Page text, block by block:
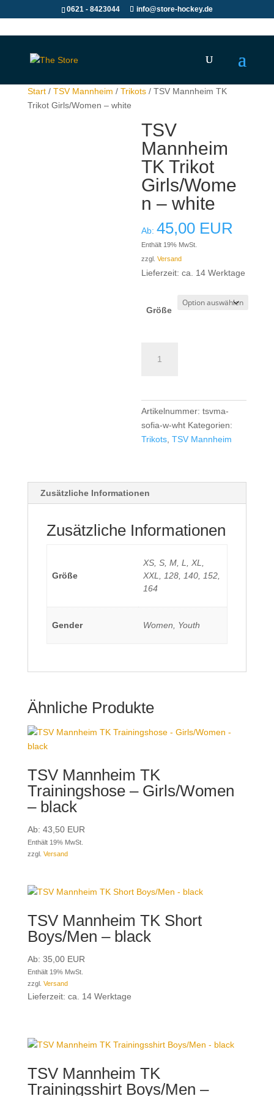
0621 - 8423044 info@store-hockey.de
Start/ TSV Mannheim / Trikots/ TSV Mannheim TK
Trikot Girls/Women – white
TSV
Mannheim
TK Trikot
Girls/Wome
n – white
Ab:45,00 EUR
Enthält 19% MwSt.
zzgl.Versand
Lieferzeit: ca. 14 Werktage
Größe
Mannheim
Artikelnummer:tsvma-
sofia-w-wht Kategorien:
Trikots ,TSV Mannheim
Zusätzliche Informationen
Zusätzliche Informationen
Größe
XS, S, M, L, XL,
XXL, 128, 140, 152,
164
Gender Women, Youth
Ähnliche Produkte
TSV Mannheim TK
Trainingshose – Girls/Women
– black
Ab: 43,50EUR
Enthält 19% MwSt.
zzgl. Versand
TSV Mannheim TK Short
Boys/Men – black
Ab: 35,00EUR
Enthält 19% MwSt.
zzgl. Versand
Lieferzeit: ca. 14 Werktage
TSV Mannheim TK
Trainingsshirt Boys/Men –